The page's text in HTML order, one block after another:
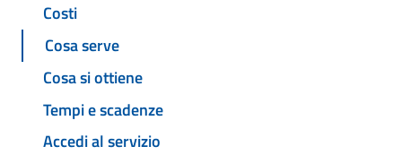
Costi
Cosa serve
Cosa si ottiene
Tempi e scadenze
Accedi al servizio